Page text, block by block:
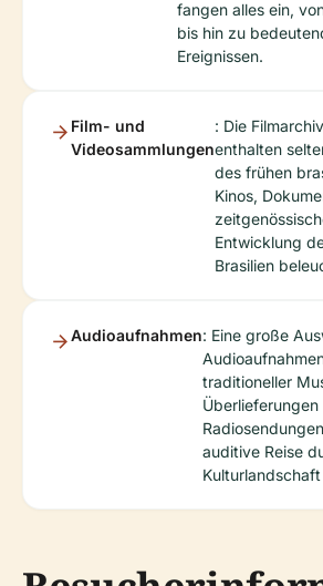
fangen alles ein,
bis hin zu
Ereignissen.
Film- und
Videosammlungen
: Die
enthalten
des frühen
Kinos,
Entwicklung
Brasilien
Audioaufnahmen: Eine große
traditioneller
Überlieferungen
auditive Reise